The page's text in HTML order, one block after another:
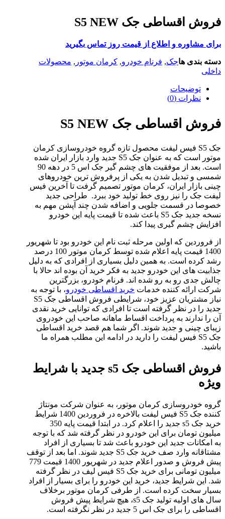
فروش اقساطی جک S5 NEW
برای مشاوره و اطلاع از قیمت روز تماس بگیرید
دسته بندی هاجک, فرنام خودرو, کرمان موتور , محصولات
داخلی
توضیحات
نظرات (0)
فروش اقساطی جک S5 NEW
جک S5 فیس لیفت محصول تازه گروه خودروسازی کرمان
موتور است که به عنوان جک S5 جدید وارد بازار ایران شده
است. بعد از موفقیت های چشم گیر جک اس 5 در دهه 90
شمسی و تبدیل شدن به یکی از پرفروش ترین خودروهای
چینی بازار ایران، کرمان موتور تصمیم گرفت تا آخرین فیس
لیفت جک را نیز روی خط تولید خود ببرد. طراحی جدید
خصوصا در قسمت جلویی و اضافه شدن چند آپشن مهم به
نسخه جدید جک S5 باعث شده تا قیمت پایه این خودرو
افزایش چشم گیری پیدا کند.
از فروردین که اولین مرحله ثبت نام این خودرو بود تا شهریور
1400 قیمت پایه اعلام شده توسط کرمان موتور 100 درصد
رشد کرده است. به همین دلیل بسیاری از افرادی که به دلیل
جذابیت های این خودرو جدید به فکر خرید آن بوده اند حالا با
چالش جدی رو به رو شده اند. فرنام خودرو، بزرگترین
شرکت ارائه کننده خدمات خرید اقساطی خودرو، با توجه به
نیاز مشتریان عزیز خود، شرایطی فروش اقساطی جک S5
جدید را در نظر گرفته است تا افرادی که توانایی خرید نقدی
آن را ندارند به پرداخت اقساط ماهانه صاحب این خودروی
زیبای چینی و جدید شوند. اگر شما هم قصد خرید اقساطی
جک S5 فیس لیفت را دارید در ادامه این مطلب همراه ما
باشید.
فروش اقساطی جک s5 جدید با شرایط
ویژه
گروه خودروسازی کرمان موتور، به عنوان شرکت مونتاژ
کننده جک S5 فیس لیفت بالاخره در فروردین 1400 شرایط
خرید جک s5 جدید را اعلام کرد. در ابتدا قیمت پایه 350
میلیون تومان برای این خودرو در نظر گرفته شد که با توجه
به امکانات جدید این خودرو باعث شد تا بسیاری از افراد
مشتاقانه وارد صف خرید جک S5 جدید شوند. اما بعد از توقف
پیش فروش و صدور اعلام جدید در شهریور 1400 قیمت 779
میلیون تومانی برای خرید جک S5 فیس لیف در نظر گرفته
شد. این شرایط جدید، خرید این خودرو را برای بسیار از افراد
بسیار سخت کرده است. از طرفی کرمان موتور برخلاف
سال های اولیه تولید جک s5، هیچ شرایط پیش فروش
اقساطی را برای جک اس 5 جدید در نظر نگرفته است.